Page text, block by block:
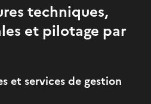
techniques,
et pilotage par
et services de gestion